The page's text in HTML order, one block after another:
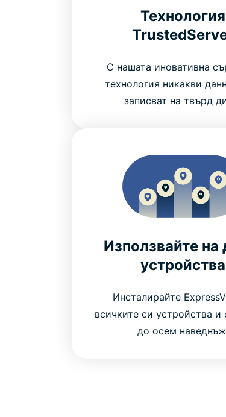
Технология
С нашата иновативна
технология никакви
записват на твърд
Използвайте на
устройства
Инсталирайте
всичките си устройства и
до осем